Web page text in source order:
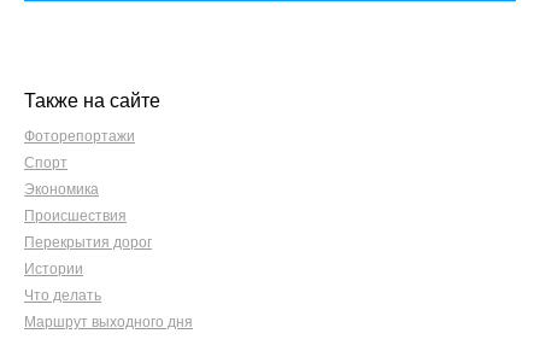
Также на сайте
Фоторепортажи
Спорт
Экономика
Происшествия
Перекрытия дорог
Истории
Что делать
Маршрут выходного дня